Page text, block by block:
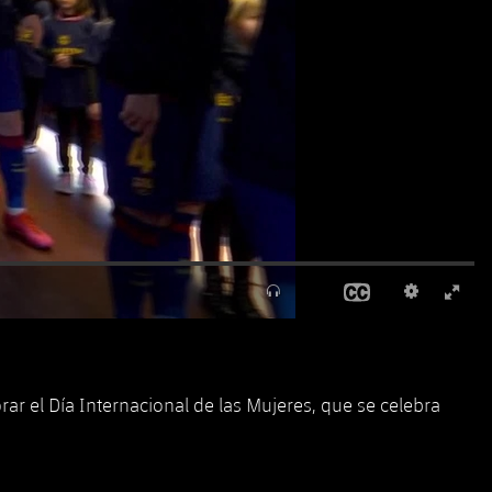
el Día Internacional de las Mujeres, que se celebra